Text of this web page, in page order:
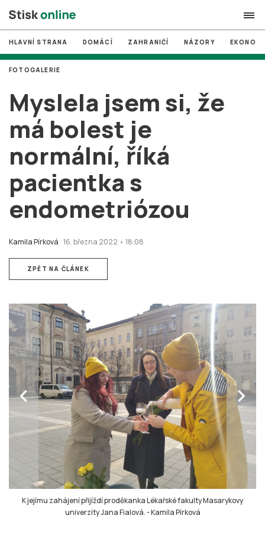
search
# MUNI
# Brno
# volby
login PŘIHLÁSIT SE
Zapomněli jste heslo?
Založit nový účet
HLAVNÍ STRANA DOMÁCÍ ZAHRANIČÍ NÁZORY
Myslela jsem si, že
má bolest je
normální, říká
pacientka s
endometriózou
Kamila Pírková 16. března 2022 • 18:08
FOTOGALERIE
ZPĚT NA ČLÁNEK
chevron_left chevron_right
K jejímu zahájení přijíždí proděkanka Lékařské fakulty Masarykovy
univerzity Jana Fialová.-Kamila Pírková